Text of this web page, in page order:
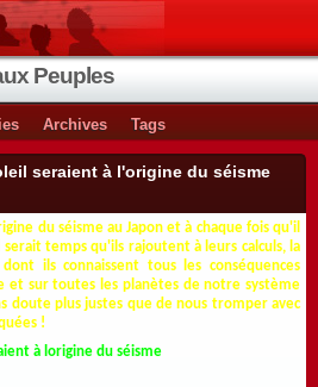
Peuples
Archives Tags
seraient à l'origine du séisme
du séisme au Japon et à chaque fois qu'il
serait temps qu'ils rajoutent à leurs calculs, la
ils connaissent tous les conséquences
et sur toutes les planètes de notre système
doute plus justes que de nous tromper avec
!
à lorigine du séisme